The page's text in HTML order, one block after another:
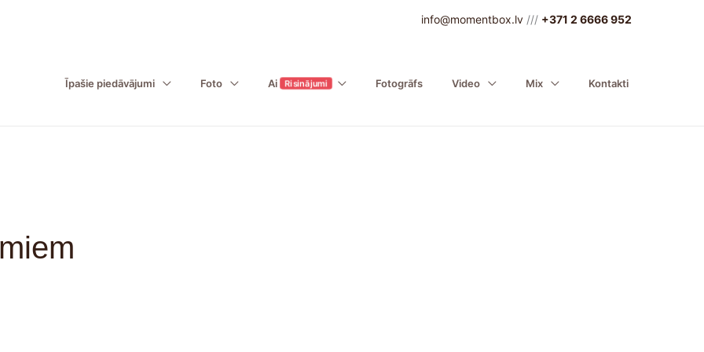
info@momentbox.lv /// +371 2 6666 952
Īpašie piedāvājumi Foto Ai Risinājumi Fotogrāfs Video Mix Kontakti